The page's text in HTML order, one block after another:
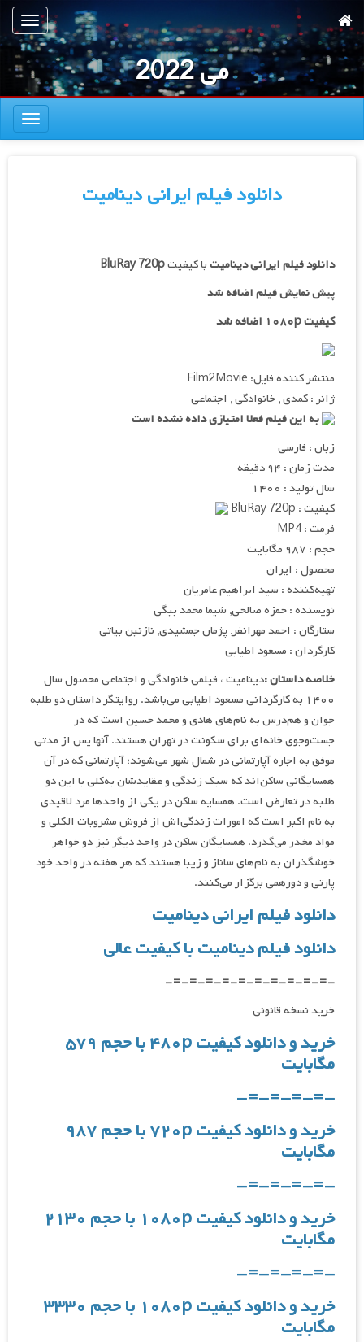
به
محتوای
اصلی
ناوبری
می 2022
ناوبری
دانلود فیلم ایرانی دینامیت
دانلود فیلم ایرانیدینامیتبا کیفیت
پیش نمایش فیلم اضافه شد
کیفیت ۱۰۸۰p اضافه شد
منتشر کننده فایل: Film2Movie
ژانر : کمدی , خانوادگی , اجتماعی
به این فیلم فعلا امتیازی داده نشده است
زبان : فارسی
مدت زمان : ۹۴ دقیقه
سال تولید : ۱۴۰۰
کیفیت : BluRay 720p
فرمت : MP4
حجم : ۹۸۷ مگابایت
محصول : ایران
تهیهکننده : سید ابراهیم عامریان
نویسنده : حمزه صالحی, شیما محمد بیگی
ستارگان : احمد مهرانفر, پژمان جمشیدی, نازنین بیاتی
کارگردان : مسعود اطیابی
خلاصه داستان :دینامیت ، فیلمی خانوادگی و اجتماعی محصول سال
۱۴۰۰ به کارگردانی مسعود اطیابی می‌باشد. روایتگر داستان دو طلبه
جوان و هم‌درس به نام‌های هادی و محمد حسین است که در
جست‌وجوی خانه‌ای برای سکونت در تهران هستند. آنها پس از مدتی
موفق به اجاره آپارتمانی در شمال شهر می‌شوند؛ آپارتمانی که در آن
همسایگانی ساکن‌اند که سبک زندگی و عقایدشان به‌کلی با این دو
طلبه در تعارض است. همسایه ساکن در یکی از واحدها مرد لاقیدی
به نام اکبر است که امورات زندگی‌اش از فروش مشروبات الکلی و
مواد مخدر می‌گذرد. همسایگان ساکن در واحد دیگر نیز دو خواهر
خوشگذران به نام‌های ساناز و زیبا هستند که هر هفته در واحد خود
پارتی و دورهمی برگزار می‌کنند.
دانلود فیلم ایرانی دینامیت
دانلود فیلم دینامیت با کیفیت عالی
-=-=-=-=-=-=-=-=-=-=-
خرید نسخه قانونی
خرید و دانلود کیفیت ۴۸۰p با حجم ۵۷۹
مگابایت
-=-=-=-=-
خرید و دانلود کیفیت ۷۲۰p با حجم ۹۸۷
مگابایت
-=-=-=-=-
خرید و دانلود کیفیت ۱۰۸۰p با حجم ۲۱۳۰
مگابایت
-=-=-=-=-
خرید و دانلود کیفیت ۱۰۸۰p با حجم ۳۳۳۰
مگابایت